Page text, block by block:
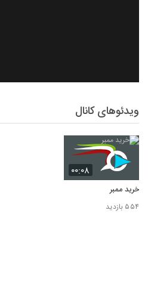
ویدئوهای کانال
۰۰:۰۸
خرید ممبر
۵۵۴ بازدید